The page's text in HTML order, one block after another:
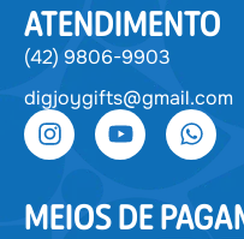
ATENDIMENTO
(42) 9806-9903
digjoygifts@gmail.com
MEIOS DE